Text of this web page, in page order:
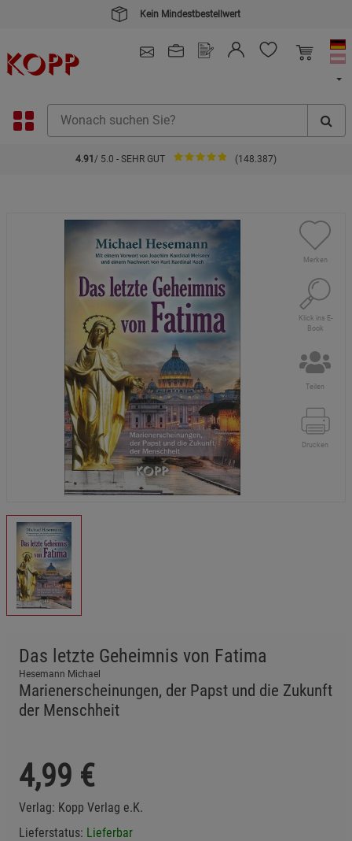
Kein Mindestbestellwert
4.91 / 5.0 - SEHR GUT (148.387)
Merken
Klick ins E-
Book
Teilen
Drucken
Das letzte Geheimnis von Fatima
Hesemann Michael
Marienerscheinungen, der Papst und die Zukunft
der Menschheit
4,99 €
Verlag: Kopp Verlag e.K.
Lieferstatus: Lieferbar